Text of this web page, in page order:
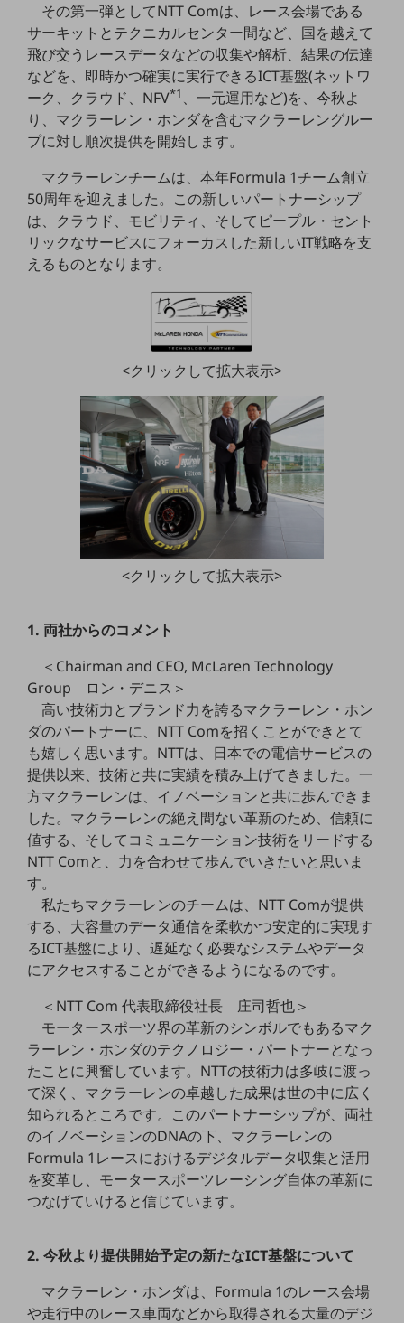
クラウド・データセンター
電話・映像コミュニケーション
セキュリティ
データ利活用
運用管理
コミュニケーション・情報共有
マーケティング
地域共創・地方創生
遠隔監視
顧客体験（CX）改善
自動化・省電化
人材不足解消
業種・業態で探す
業種・業態で探すTOP
自治体
一次産業
医療・介護
モビリティ
製造・建設業
キーワードで探す
モバイルTOP
法人向けスマホ・携帯に関する、
おすすめの機種、料金やサービスをご紹介
製品
製品TOP
ビジネス向けスマートフォン
データ通信製品
ドコモケータイ
その第一弾としてNTT Comは、レース会場である
サーキットとテクニカルセンター間など、国を越えて
飛び交うレースデータなどの収集や解析、結果の伝達
などを、即時かつ確実に実行できるICT基盤(ネットワ
ーク、クラウド、NFV*1 、一元運用など)を、今秋よ
り、マクラーレン・ホンダを含むマクラーレングルー
プに対し順次提供を開始します。
マクラーレンチームは、本年Formula 1チーム創立
50周年を迎えました。この新しいパートナーシップ
は、クラウド、モビリティ、そしてピープル・セント
リックなサービスにフォーカスした新しいIT戦略を支
えるものとなります。
<クリックして拡大表示>
<クリックして拡大表示>
1. 両社からのコメント
＜Chairman and CEO, McLaren Technology
Group ロン・デニス＞
高い技術力とブランド力を誇るマクラーレン・ホン
ダのパートナーに、NTT Comを招くことができとて
も嬉しく思います。NTTは、日本での電信サービスの
提供以来、技術と共に実績を積み上げてきました。一
方マクラーレンは、イノベーションと共に歩んできま
した。マクラーレンの絶え間ない革新のため、信頼に
値する、そしてコミュニケーション技術をリードする
NTT Comと、力を合わせて歩んでいきたいと思いま
す。
私たちマクラーレンのチームは、NTT Comが提供
する、大容量のデータ通信を柔軟かつ安定的に実現す
るICT基盤により、遅延なく必要なシステムやデータ
にアクセスすることができるようになるのです。
＜NTT Com 代表取締役社長 庄司哲也＞
モータースポーツ界の革新のシンボルでもあるマク
ラーレン・ホンダのテクノロジー・パートナーとなっ
たことに興奮しています。NTTの技術力は多岐に渡っ
て深く、マクラーレンの卓越した成果は世の中に広く
知られるところです。このパートナーシップが、両社
のイノベーションのDNAの下、マクラーレンの
Formula 1レースにおけるデジタルデータ収集と活用
を変革し、モータースポーツレーシング自体の革新に
つなげていけると信じています。
2. 今秋より提供開始予定の新たなICT基盤について
マクラーレン・ホンダは、Formula 1のレース会場
や走行中のレース車両などから取得される大量のデジ